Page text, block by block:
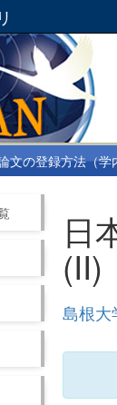
文の登録方法（学
日
(II)
島根大